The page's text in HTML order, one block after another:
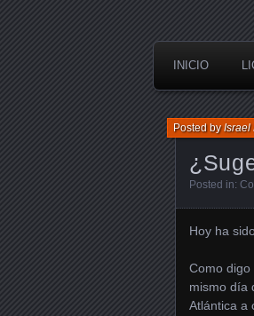
INICIO
Posted byIsrael
Posted in:
Hoy ha
Como
mismo día
Atlántica a